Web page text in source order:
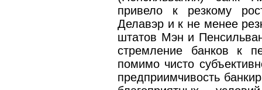
привело к резкому
Делавэр и к не менее
штатов Мэн и
стремление банков к
помимо чисто
предприимчивость